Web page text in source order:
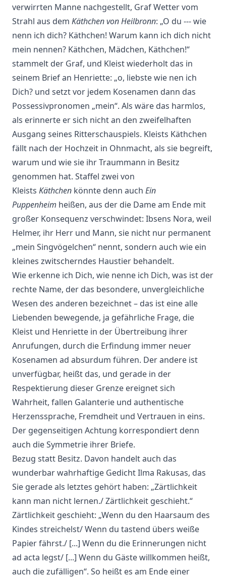
verwirrten Manne nachgestellt, Graf Wetter vom
Strahl aus dem Käthchen von Heilbronn: „O du --- wie
nenn ich dich? Käthchen! Warum kann ich dich nicht
mein nennen? Käthchen, Mädchen, Käthchen!“
stammelt der Graf, und Kleist wiederholt das in
seinem Brief an Henriette: „o, liebste wie nen ich
Dich? und setzt vor jedem Kosenamen dann das
Possessivpronomen „mein“. Als wäre das harmlos,
als erinnerte er sich nicht an den zweifelhaften
Ausgang seines Ritterschauspiels. Kleists Käthchen
fällt nach der Hochzeit in Ohnmacht, als sie begreift,
warum und wie sie ihr Traummann in Besitz
genommen hat. Staffel zwei von
Kleists Käthchen könnte denn auch Ein
Puppenheim heißen, aus der die Dame am Ende mit
großer Konsequenz verschwindet: Ibsens Nora, weil
Helmer, ihr Herr und Mann, sie nicht nur permanent
„mein Singvögelchen“ nennt, sondern auch wie ein
kleines zwitscherndes Haustier behandelt.
Wie erkenne ich Dich, wie nenne ich Dich, was ist der
rechte Name, der das besondere, unvergleichliche
Wesen des anderen bezeichnet – das ist eine alle
Liebenden bewegende, ja gefährliche Frage, die
Kleist und Henriette in der Übertreibung ihrer
Anrufungen, durch die Erfindung immer neuer
Kosenamen ad absurdum führen. Der andere ist
unverfügbar, heißt das, und gerade in der
Respektierung dieser Grenze ereignet sich
Wahrheit, fallen Galanterie und authentische
Herzenssprache, Fremdheit und Vertrauen in eins.
Der gegenseitigen Achtung korrespondiert denn
auch die Symmetrie ihrer Briefe.
Bezug statt Besitz. Davon handelt auch das
wunderbar wahrhaftige Gedicht Ilma Rakusas, das
Sie gerade als letztes gehört haben: „Zärtlichkeit
kann man nicht lernen./ Zärtlichkeit geschieht.“
Zärtlichkeit geschieht: „Wenn du den Haarsaum des
Kindes streichelst/ Wenn du tastend übers weiße
Papier fährst./ [...] Wenn du die Erinnerungen nicht
ad acta legst/ [...] Wenn du Gäste willkommen heißt,
auch die zufälligen“. So heißt es am Ende einer